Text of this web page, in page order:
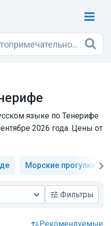
языке по Тенерифе
2026 года. Цены от
Морские прогулки
Фильтры
рекомендуемые